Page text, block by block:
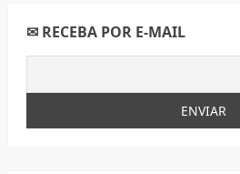
✉ RECEBA POR E-MAIL